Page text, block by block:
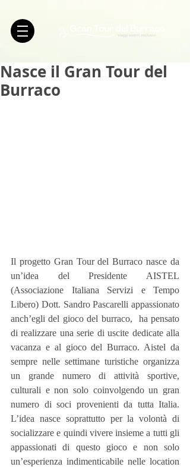
Nasce il Gran Tour del
Burraco
Il progetto Gran Tour del Burraco nasce da
un’idea del Presidente AISTEL
(Associazione Italiana Servizi e Tempo
Libero) Dott. Sandro Pascarelli appassionato
anch’egli del gioco del burraco,  ha pensato
di realizzare una serie di uscite dedicate alla
vacanza e al gioco del Burraco. Aistel da
sempre nelle settimane turistiche organizza
un grande numero di attività sportive,
culturali e non solo coinvolgendo un gran
numero di soci provenienti da tutta Italia.
L’idea nasce soprattutto per la volontà di
socializzare e quindi vivere insieme a tutti gli
appassionati di questo gioco e non solo
un’esperienza indimenticabile nelle location